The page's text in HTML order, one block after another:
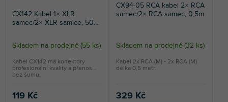
CX142 Kabel 1× XLR
samec/2× XLR samice, 50
Průměrné
hodnocení
produktu
5,0
Skladem na prodejně (55 ks)
119 Kč
Kabel CX142 má konektory
profesionální kvality a přenos
bez šumu.
CX94-05 RCA kabel 2× RCA
samec/2× RCA samec, 0,5m
Skladem na prodejně (32 ks)
329 Kč
Kabel 2x RCA (M) - 2x RCA (M)
délka 0,5 metr.